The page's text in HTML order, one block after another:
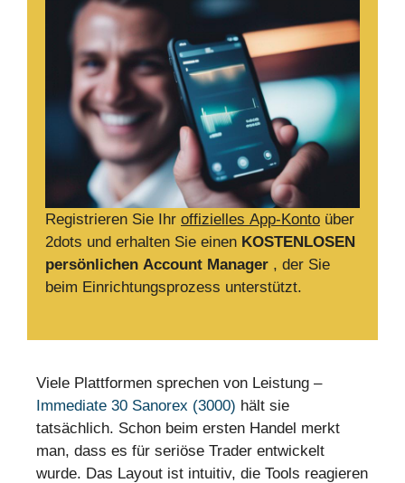
Registrieren Sie Ihr offizielles App-Konto über
2dots und erhalten Sie einen KOSTENLOSEN
persönlichen Account Manager , der Sie
beim Einrichtungsprozess unterstützt.
Viele Plattformen sprechen von Leistung –
Immediate 30 Sanorex (3000) hält sie
tatsächlich. Schon beim ersten Handel merkt
man, dass es für seriöse Trader entwickelt
wurde. Das Layout ist intuitiv, die Tools reagieren